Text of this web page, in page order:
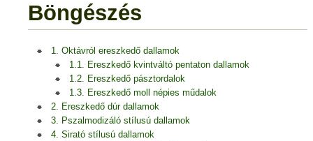
Böngészés
1. Oktávról ereszkedő dallamok
1.1. Ereszkedő kvintváltó pentaton dallamok
1.2. Ereszkedő pásztordalok
1.3. Ereszkedő moll népies műdalok
2. Ereszkedő dúr dallamok
3. Pszalmodizáló stílusú dallamok
4. Sirató stílusú dallamok